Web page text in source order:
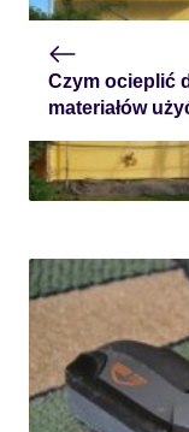
Czym ocieplić
materiałów